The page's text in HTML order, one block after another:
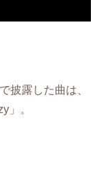
披露した曲は、
」。